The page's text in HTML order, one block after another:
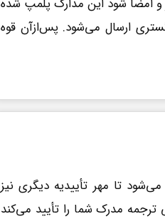
ارسال می‌شود. پس‌ازآن قوه
تا مهر تأییدیه دیگری نیز
مدرک شما را تأیید می‌کند